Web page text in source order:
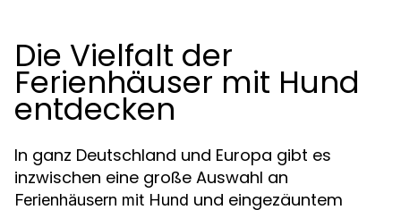
Die Vielfalt der
Ferienhäuser mit Hund
entdecken
In ganz Deutschland und Europa gibt es
inzwischen eine große Auswahl an
Ferienhäusern mit Hund und eingezäuntem